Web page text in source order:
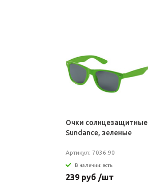
Очки солнцезащитные
Sundance, зеленые
Артикул: 7036.90
В наличии: есть
239 руб /шт